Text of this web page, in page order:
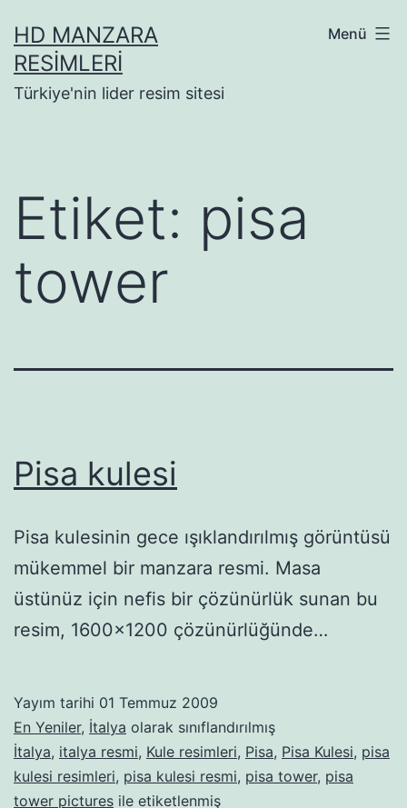
geçHD MANZARA
RESIMLERI
Türkiye'nin lider resim sitesi
Menü
Etiket: pisa
tower
Pisa kulesi
Pisa kulesinin gece ışıklandırılmış görüntüsü
mükemmel bir manzara resmi. Masa
üstünüz için nefis bir çözünürlük sunan bu
resim, 1600×1200 çözünürlüğünde…
Yayım tarihi 01 Temmuz 2009
En Yeniler, İtalya olarak sınıflandırılmış
İtalya, italya resmi, Kule resimleri, Pisa, Pisa Kulesi, pisa
kulesi resimleri, pisa kulesi resmi, pisa tower, pisa
tower pictures ile etiketlenmiş